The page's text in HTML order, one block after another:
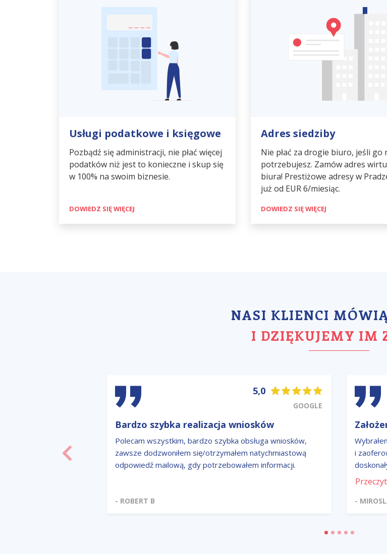
Usługi podatkowe i księgowe
Pozbądź się administracji, nie płać więcej
podatków niż jest to konieczne i skup się
w 100% na swoim biznesie.
DOWIEDZ SIĘ WIĘCEJ
Adres siedziby
Nie płać za drogie biuro, jeśli go
potrzebujesz. Zamów adres
biura! Prestiżowe adresy w
już od EUR 6/miesiąc.
DOWIEDZ SIĘ WIĘCEJ
NASI KLIENCI
I DZIĘKUJEMY IM
5,0
GOOGLE
Bardzo szybka realizacja wniosków
Polecam wszystkim, bardzo szybka obsługa wniosków,
zawsze dodzwoniłem się/otrzymałem natychmiastową
odpowiedź mailową, gdy potrzebowałem informacji.
- ROBERT B
i
-
Poprzedni